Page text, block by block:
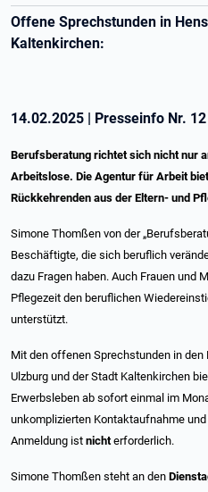
Offene Sprechstunden in
Kaltenkirchen:
14.02.2025 | Presseinfo Nr. 12
Berufsberatung richtet sich nicht nur
Arbeitslose. Die Agentur für Arbeit
Rückkehrenden aus der Eltern- und
Simone Thomßen von der
Beschäftigte, die sich beruflich
dazu Fragen haben. Auch Frauen und
Pflegezeit den beruflichen
unterstützt.
Mit den offenen Sprechstunden in
Ulzburg und der Stadt Kaltenkirchen
Erwerbsleben ab sofort einmal im
unkomplizierten Kontaktaufnahme
Anmeldung ist nichterforderlich.
Simone Thomßen steht an den